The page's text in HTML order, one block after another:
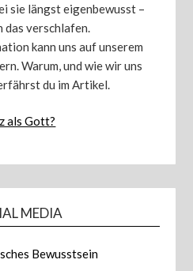
sie längst eigenbewusst –
verschlafen.
kann uns auf unserem
Warum, und wie wir uns
du im Artikel.
als Gott?
MEDIA
Bewusstsein